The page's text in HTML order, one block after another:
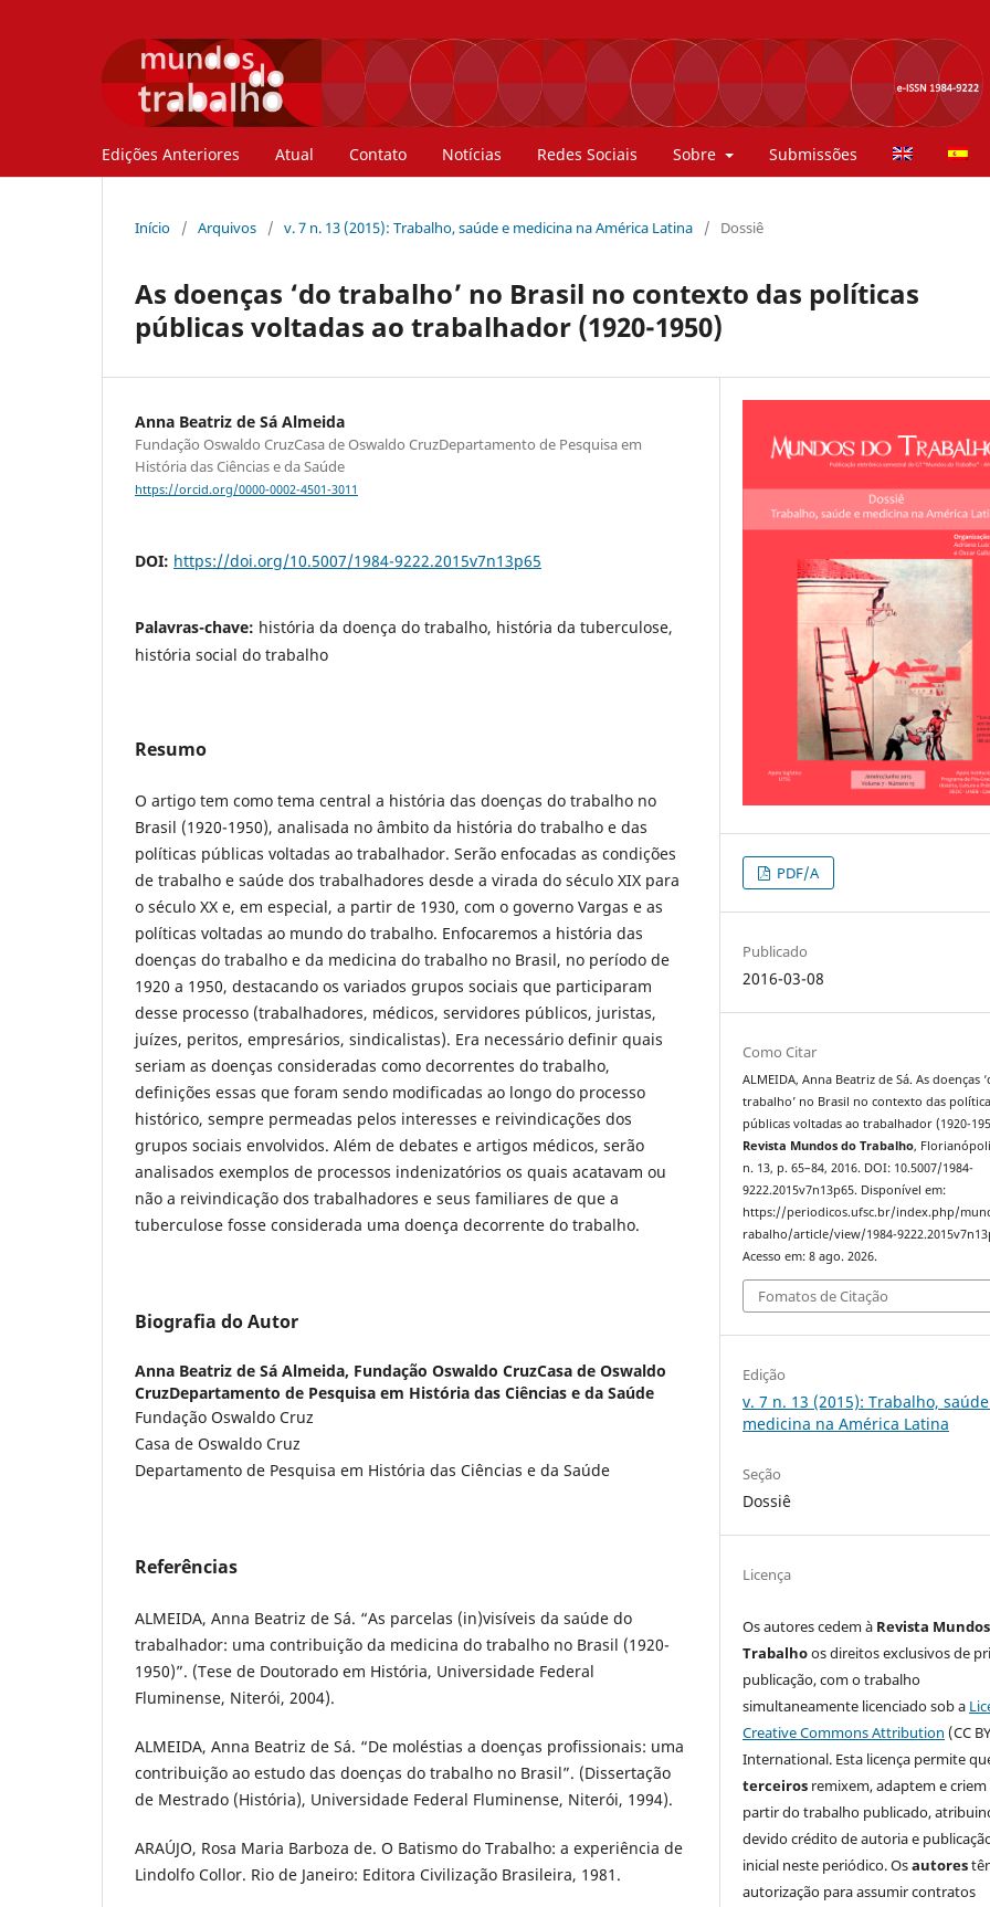
Edições Anteriores Atual Contato Notícias Redes Sociais Sobre Submissões
Início / Arquivos / v. 7 n. 13 (2015): Trabalho, saúde e medicina na América Latina / Dossiê
As doenças ‘do trabalho’ no Brasil no contexto das políticas
públicas voltadas ao trabalhador (1920-1950)
Anna Beatriz de Sá Almeida
Fundação Oswaldo CruzCasa de Oswaldo CruzDepartamento de Pesquisa em
História das Ciências e da Saúde
https://orcid.org/0000-0002-4501-3011
DOI: https://doi.org/10.5007/1984-9222.2015v7n13p65
Palavras-chave: história da doença do trabalho, história da tuberculose,
história social do trabalho
Resumo
O artigo tem como tema central a história das doenças do trabalho no
Brasil (1920-1950), analisada no âmbito da história do trabalho e das
políticas públicas voltadas ao trabalhador. Serão enfocadas as condições
de trabalho e saúde dos trabalhadores desde a virada do século XIX para
o século XX e, em especial, a partir de 1930, com o governo Vargas e as
políticas voltadas ao mundo do trabalho. Enfocaremos a história das
doenças do trabalho e da medicina do trabalho no Brasil, no período de
1920 a 1950, destacando os variados grupos sociais que participaram
desse processo (trabalhadores, médicos, servidores públicos, juristas,
juízes, peritos, empresários, sindicalistas). Era necessário definir quais
seriam as doenças consideradas como decorrentes do trabalho,
definições essas que foram sendo modificadas ao longo do processo
histórico, sempre permeadas pelos interesses e reivindicações dos
grupos sociais envolvidos. Além de debates e artigos médicos, serão
analisados exemplos de processos indenizatórios os quais acatavam ou
não a reivindicação dos trabalhadores e seus familiares de que a
tuberculose fosse considerada uma doença decorrente do trabalho.
Biografia do Autor
Anna Beatriz de Sá Almeida, Fundação Oswaldo CruzCasa de Oswaldo
CruzDepartamento de Pesquisa em História das Ciências e da Saúde
Fundação Oswaldo Cruz
Casa de Oswaldo Cruz
Departamento de Pesquisa em História das Ciências e da Saúde
Referências
ALMEIDA, Anna Beatriz de Sá. “As parcelas (in)visíveis da saúde do
trabalhador: uma contribuição da medicina do trabalho no Brasil (1920-
1950)”. (Tese de Doutorado em História, Universidade Federal
Fluminense, Niterói, 2004).
ALMEIDA, Anna Beatriz de Sá. “De moléstias a doenças profissionais: uma
contribuição ao estudo das doenças do trabalho no Brasil”. (Dissertação
de Mestrado (História), Universidade Federal Fluminense, Niterói, 1994).
ARAÚJO, Rosa Maria Barboza de. O Batismo do Trabalho: a experiência de
Lindolfo Collor. Rio de Janeiro: Editora Civilização Brasileira, 1981.
PDF/A
Publicado
2016-03-08
Como Citar
ALMEIDA, Anna Beatriz de Sá. As doenças
trabalho’ no Brasil no contexto das
públicas voltadas ao trabalhador (1920-
Revista Mundos do Trabalho,
n. 13, p. 65–84, 2016. DOI: 10.5007/1984-
9222.2015v7n13p65. Disponível em:
https://periodicos.ufsc.br/index.php/
rabalho/article/view/1984-
Acesso em: 8 ago. 2026.
Fomatos de Citação
Edição
v. 7 n. 13 (2015): Trabalho,
medicina na América Latina
Seção
Dossiê
Licença
Os autores cedem à Revista
Trabalhoos direitos exclusivos de
publicação, com o trabalho
simultaneamente licenciado sob a
Creative Commons Attribution (CC
International. Esta licença permite
terceiros remixem, adaptem e criem
partir do trabalho publicado,
devido crédito de autoria e
inicial neste periódico. Osautores
autorização para assumir contratos